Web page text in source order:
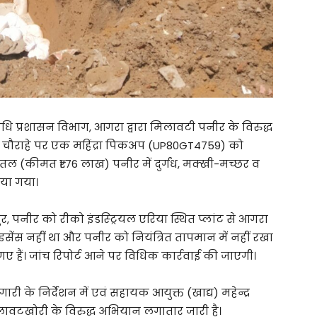
प्रशासन विभाग, आगरा द्वारा मिलावटी पनीर के विरुद्ध
पर एक महिंद्रा पिकअप (UP80GT4759) को
(कीमत ₹1.76 लाख) पनीर में दुर्गंध, मक्खी-मच्छर व
गया।
पनीर को रीको इंडस्ट्रियल एरिया स्थित प्लांट से आगरा
नहीं था और पनीर को नियंत्रित तापमान में नहीं रखा
जांच रिपोर्ट आने पर विधिक कार्रवाई की जाएगी।
के निर्देशन में एवं सहायक आयुक्त (खाद्य) महेन्द्र
के विरुद्ध अभियान लगातार जारी है।